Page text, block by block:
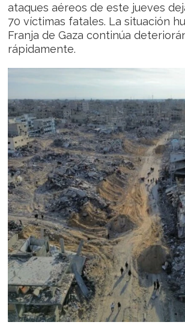
ataques aéreos de este jueves
70 víctimas fatales. La situación
Franja de Gaza continúa
rápidamente.